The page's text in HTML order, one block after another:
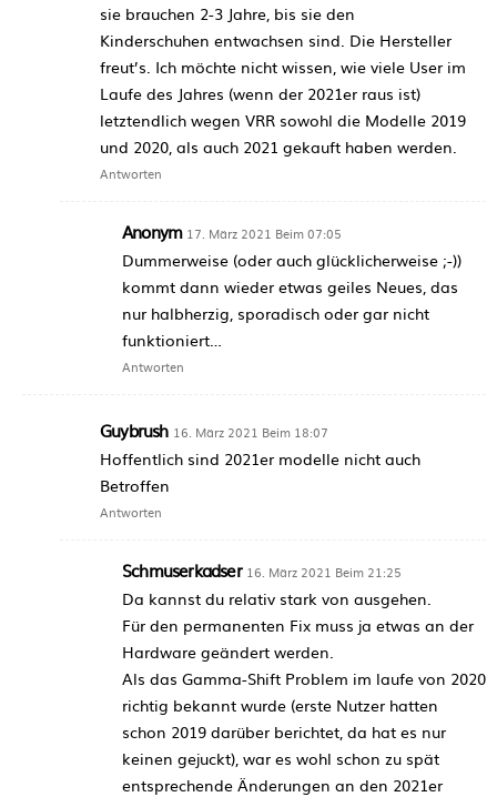
sie brauchen 2-3 Jahre, bis sie den
Kinderschuhen entwachsen sind. Die Hersteller
freut’s. Ich möchte nicht wissen, wie viele User im
Laufe des Jahres (wenn der 2021er raus ist)
letztendlich wegen VRR sowohl die Modelle 2019
und 2020, als auch 2021 gekauft haben werden.
Antworten
Anonym 17. März 2021 Beim 07:05
Dummerweise (oder auch glücklicherweise ;-))
kommt dann wieder etwas geiles Neues, das
nur halbherzig, sporadisch oder gar nicht
funktioniert…
Antworten
Guybrush 16. März 2021 Beim 18:07
Hoffentlich sind 2021er modelle nicht auch
Betroffen
Antworten
Schmuserkadser 16. März 2021 Beim 21:25
Da kannst du relativ stark von ausgehen.
Für den permanenten Fix muss ja etwas an der
Hardware geändert werden.
Als das Gamma-Shift Problem im laufe von 2020
richtig bekannt wurde (erste Nutzer hatten
schon 2019 darüber berichtet, da hat es nur
keinen gejuckt), war es wohl schon zu spät
entsprechende Änderungen an den 2021er